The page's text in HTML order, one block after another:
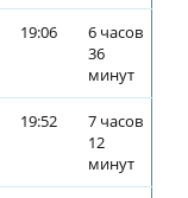
19:06
6 часов
36
минут
19:52
7 часов
12
минут